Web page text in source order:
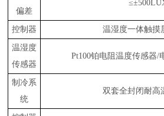
偏差
控制器 温湿度一体触摸
温湿度
传感器
Pt100铂电阻温度传感器/
制冷系
统
双套全封闭耐高